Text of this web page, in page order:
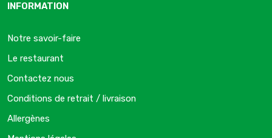
INFORMATION
Notre savoir-faire
Le restaurant
Contactez nous
Conditions de retrait / livraison
Allergènes